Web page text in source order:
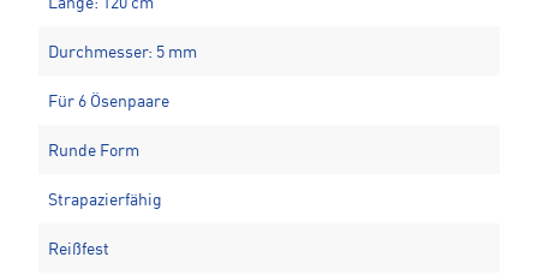
Länge: 120 cm
Durchmesser: 5 mm
Für 6 Ösenpaare
Runde Form
Strapazierfähig
Reißfest